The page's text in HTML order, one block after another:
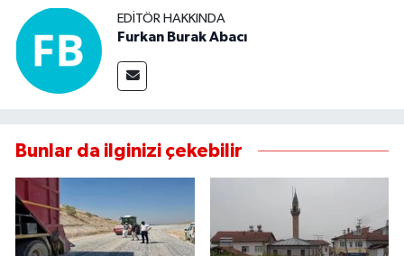
EDITÖR HAKKINDA
Furkan Burak Abacı
Bunlar da ilginizi çekebilir